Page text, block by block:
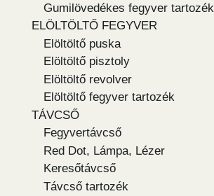
Gumilövedékes fegyver tartozék
ELÖLTÖLTŐ FEGYVER
Elöltöltő puska
Elöltöltő pisztoly
Elöltöltő revolver
Elöltöltő fegyver tartozék
TÁVCSŐ
Fegyvertávcső
Red Dot, Lámpa, Lézer
Keresőtávcső
Távcső tartozék